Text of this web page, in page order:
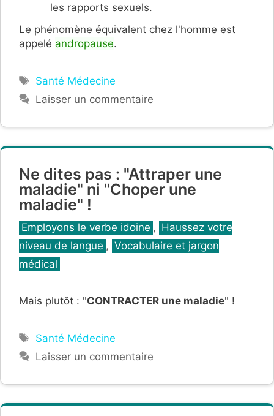
les rapports sexuels.
Le phénomène équivalent chez l'homme est
appelé andropause.
Étiquettes
Santé Médecine
Laisser un commentaire
Ne dites pas : "Attraper une
maladie" ni "Choper une
maladie" !
Catégories
Employons le verbe idoine , Haussez votre
niveau de langue , Vocabulaire et jargon
médical
Mais plutôt : "CONTRACTER une maladie" !
Étiquettes
Santé Médecine
Laisser un commentaire